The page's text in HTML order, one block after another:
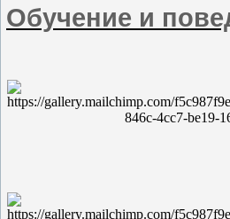
Обучение и